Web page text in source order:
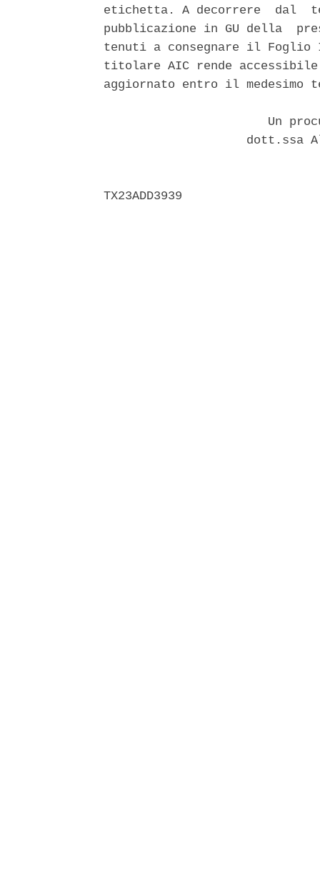
etichetta. A decorrere  dal
pubblicazione in GU della
tenuti a consegnare il
titolare AIC rende
aggiornato entro il medesimo
Un
dott.ssa